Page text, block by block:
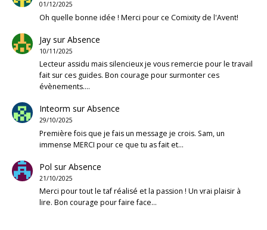
01/12/2025
Oh quelle bonne idée ! Merci pour ce Comixity de l'Avent!
JaysurAbsence
10/11/2025
Lecteur assidu mais silencieux je vous remercie pour le travail
fait sur ces guides. Bon courage pour surmonter ces
évènements.…
Inteorm surAbsence
29/10/2025
Première fois que je fais un message je crois. Sam, un
immense MERCI pour ce que tu as fait et…
Pol surAbsence
21/10/2025
Merci pour tout le taf réalisé et la passion ! Un vrai plaisir à
lire. Bon courage pour faire face…